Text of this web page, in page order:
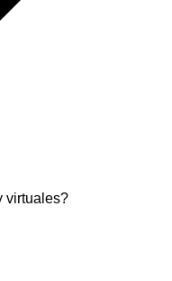
virtuales?